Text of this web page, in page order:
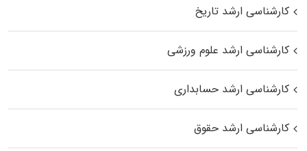
کارشناسی ارشد تاریخ
کارشناسی ارشد علوم ورزشی
کارشناسی ارشد حسابداری
کارشناسی ارشد حقوق